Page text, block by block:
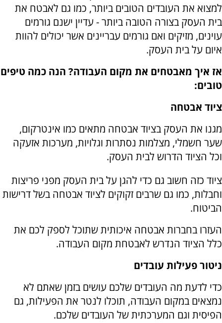
למצוא את העובדים הטובים ביותר, כמו גם לאבטח את
בית העסק בצורה הטובה ביותר - עדיין ישנם גורמים
עוינים, מזיקים ואם גורמים עבריינים אשר יכולים להוות
איום על בית העסק.
אז איך מאבטחים את מקום העבודה? הנה כמה טיפים
טובים:
ציוד אבטחה
מגנו את העסק בציוד אבטחה מתאים כמו אינטרקום,
שער חשמלי, מצלמות נסתרות וגלויות, מערכות אזעקה
וכל הציוד הדרוש לבית העסק.
ציוד כזה חשוב גם כדי להגן על בית העסק מפני פריצות
וחבלות, כמו גם שרבים זקוקים לציוד אבטחה בשל דרישות
הביטוח.
העזרו בחברות אבטחה איכותית שתוכל לספק לכם את
כלל הציוד הנדרש לאבטחת מקום העבודה.
ניטור פעילות עובדים
כדי לדעת מה העובדים שלכם עושים בזמן שאתם לא
נמצאים במקום העבודה, תוכלו לנטר את הפעילות, גם
הפיסית וגם המערכתית של העובדים שלכם.